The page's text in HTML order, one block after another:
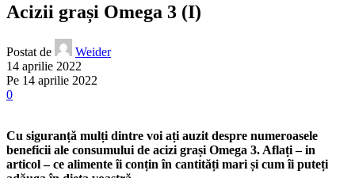
Acizii grași Omega 3 (I)
Postat de
Weider
14 aprilie 2022
Pe 14 aprilie 2022
0
Cu siguranță mulți dintre voi ați auzit despre numeroasele
beneficii ale consumului de acizi grași Omega 3. Aflați – in
articol – ce alimente îi conțin în cantități mari și cum îi puteți